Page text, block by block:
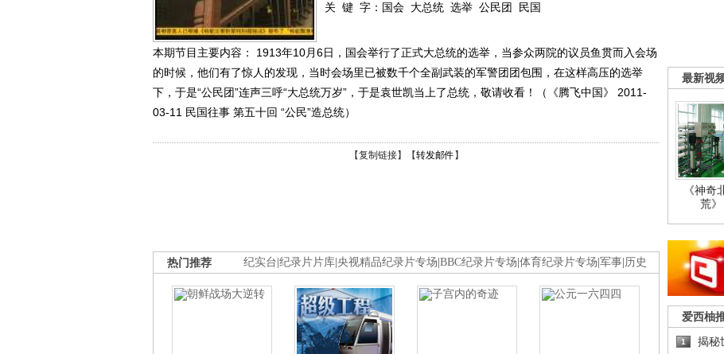
关 键 字： 国会 大总统 选举 公民团 民国
本期节目主要内容： 1913年10月6日，国会举行了正式大总统的选举，当参众两院的议员鱼贯而入会场
的时候，他们有了惊人的发现，当时会场里已被数千个全副武装的军警团团包围，在这样高压的选举
下，于是“公民团”连声三呼“大总统万岁”，于是袁世凯当上了总统，敬请收看！（《腾飞中国》 2011-
03-11 民国往事 第五十回 “公民”造总统）
【复制链接】【转发邮件 】
纪实台 纪录片片库 央视精品纪录片专场 BBC纪录片专场 体育纪录片专场 军事 历史
热门推荐
最新视
《神奇
荒》
爱西柚
1 揭秘